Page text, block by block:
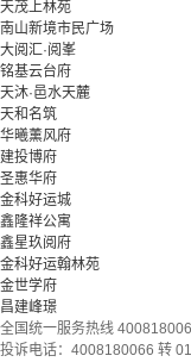
天茂上林苑
南山新境市民广场
大阅汇·阅峯
铭基云台府
天沐·邑水天麓
天和名筑
华曦薰风府
建投博府
圣惠华府
金科好运城
鑫隆祥公寓
鑫星玖阅府
金科好运翰林苑
金世学府
昌建峰璟
全国统一服务热线
投诉电话：4008180066 转